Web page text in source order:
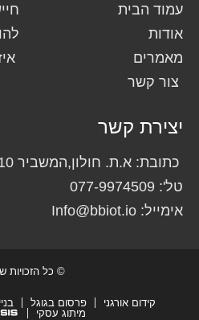
עמוד הבית
אודות
מאמרים
צור קשר
יצירת קשר
כתובת: א.ת. חולון,המשביר 10
טל': 077-9974509
אימייל: Info@bbiot.io
© כל הזכויות
קידום אורגני פרסום בגוגל
מיתוג עסקי